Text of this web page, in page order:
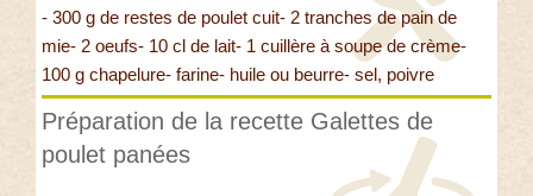
- 300 g de restes de poulet cuit- 2 tranches de pain de
mie- 2 oeufs- 10 cl de lait- 1 cuillère à soupe de crème-
100 g chapelure- farine- huile ou beurre- sel, poivre
Préparation de la recette Galettes de
poulet panées